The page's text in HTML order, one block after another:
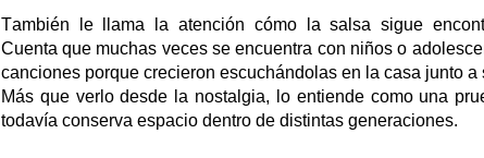
También le llama la atención cómo la salsa sigue
Cuenta que muchas veces se encuentra con niños o
canciones porque crecieron escuchándolas en la casa junto a
Más que verlo desde la nostalgia, lo entiende como una
todavía conserva espacio dentro de distintas generaciones.